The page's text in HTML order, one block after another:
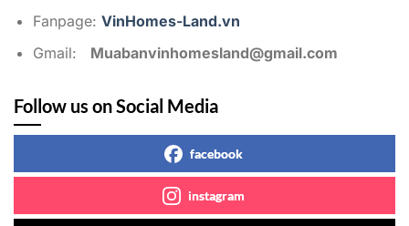
Fanpage: VinHomes-Land.vn
Gmail: Muabanvinhomesland@gmail.com
Follow us on Social Media
facebook
instagram